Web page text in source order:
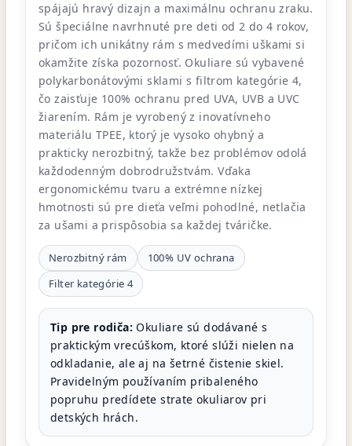
spájajú hravý dizajn a maximálnu ochranu zraku.
Sú špeciálne navrhnuté pre deti od 2 do 4 rokov,
pričom ich unikátny rám s medvedími uškami si
okamžite získa pozornosť. Okuliare sú vybavené
polykarbonátovými sklami s filtrom kategórie 4,
čo zaisťuje 100% ochranu pred UVA, UVB a UVC
žiarením. Rám je vyrobený z inovatívneho
materiálu TPEE, ktorý je vysoko ohybný a
prakticky nerozbitný, takže bez problémov odolá
každodenným dobrodružstvám. Vďaka
ergonomickému tvaru a extrémne nízkej
hmotnosti sú pre dieťa veľmi pohodlné, netlačia
za ušami a prispôsobia sa každej tváričke.
Nerozbitný rám
100% UV ochrana
Filter kategórie 4
Tip pre rodiča: Okuliare sú dodávané s
praktickým vrecúškom, ktoré slúži nielen na
odkladanie, ale aj na šetrné čistenie skiel.
Pravidelným používaním pribaleného
popruhu predídete strate okuliarov pri
detských hrách.